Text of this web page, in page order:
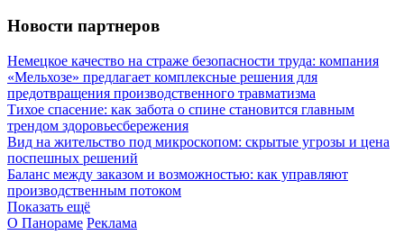
Новости партнеров
Немецкое качество на страже безопасности труда: компания
«Мельхозе» предлагает комплексные решения для
предотвращения производственного травматизма
Тихое спасение: как забота о спине становится главным
трендом здоровьесбережения
Вид на жительство под микроскопом: скрытые угрозы и цена
поспешных решений
Баланс между заказом и возможностью: как управляют
производственным потоком
Показать ещё
О Панораме Реклама